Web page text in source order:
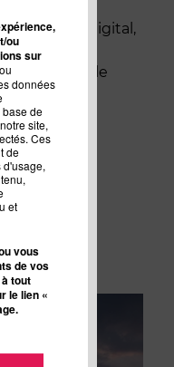
ou
sur
données
base de
site,
Ces
de
et
vous
de vos
tout
le lien «
à l'aise en
qu'en digital,
leur
via le
intervient
de